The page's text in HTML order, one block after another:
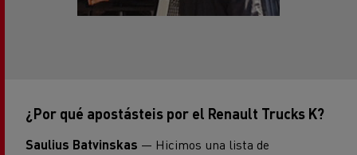
¿Por qué apostásteis por el Renault Trucks K?
Saulius Batvinskas — Hicimos una lista de